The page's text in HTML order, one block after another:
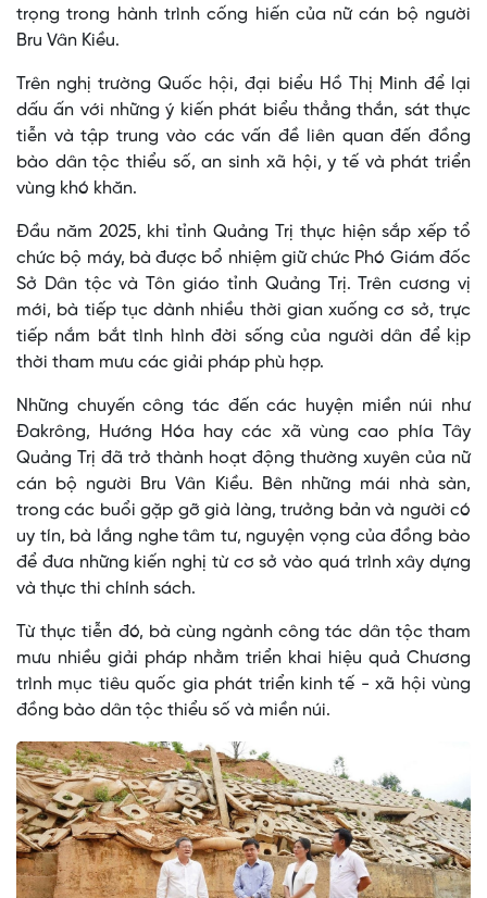
trọng trong hành trình cống hiến của nữ cán bộ người
Bru Vân Kiều.
Trên nghị trường Quốc hội, đại biểu Hồ Thị Minh để lại
dấu ấn với những ý kiến phát biểu thẳng thắn, sát thực
tiễn và tập trung vào các vấn đề liên quan đến đồng
bào dân tộc thiểu số, an sinh xã hội, y tế và phát triển
vùng khó khăn.
Đầu năm 2025, khi tỉnh Quảng Trị thực hiện sắp xếp tổ
chức bộ máy, bà được bổ nhiệm giữ chức Phó Giám đốc
Sở Dân tộc và Tôn giáo tỉnh Quảng Trị. Trên cương vị
mới, bà tiếp tục dành nhiều thời gian xuống cơ sở, trực
tiếp nắm bắt tình hình đời sống của người dân để kịp
thời tham mưu các giải pháp phù hợp.
Những chuyến công tác đến các huyện miền núi như
Đakrông, Hướng Hóa hay các xã vùng cao phía Tây
Quảng Trị đã trở thành hoạt động thường xuyên của nữ
cán bộ người Bru Vân Kiều. Bên những mái nhà sàn,
trong các buổi gặp gỡ già làng, trưởng bản và người có
uy tín, bà lắng nghe tâm tư, nguyện vọng của đồng bào
để đưa những kiến nghị từ cơ sở vào quá trình xây dựng
và thực thi chính sách.
Từ thực tiễn đó, bà cùng ngành công tác dân tộc tham
mưu nhiều giải pháp nhằm triển khai hiệu quả Chương
trình mục tiêu quốc gia phát triển kinh tế - xã hội vùng
đồng bào dân tộc thiểu số và miền núi.